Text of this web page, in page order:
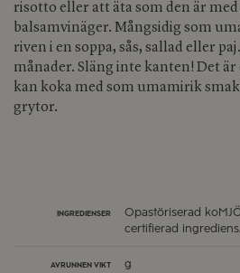
risotto eller att äta som den är
balsamvinäger. Mångsidig som
riven i en soppa, sås, sallad eller
månader. Släng inte kanten! Det
kan koka med som umamirik
grytor.
INGREDIENSER
Opastöriserad
certifierad ingrediens.
AVRUNNEN VIKT g